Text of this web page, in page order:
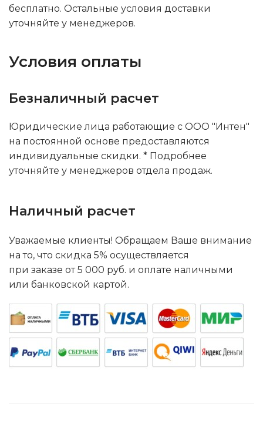
бесплатно. Остальные условия доставки
уточняйте у менеджеров.
Условия оплаты
Безналичный расчет
Юридические лица работающие с ООО "Интен"
на постоянной основе предоставляются
индивидуальные скидки. * Подробнее
уточняйте у менеджеров отдела продаж.
Наличный расчет
Уважаемые клиенты! Обращаем Ваше внимание
на то, что скидка 5% осуществляется
при заказе от 5 000 руб. и оплате наличными
или банковской картой.